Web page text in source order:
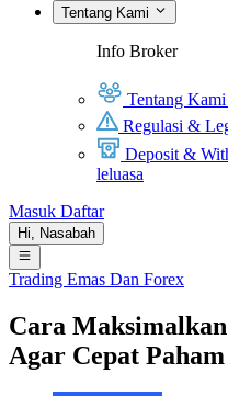
Tentang Kami
Info Broker
Tentang Kami
Regulasi &
Deposit &
leluasa
Masuk Daftar
Hi, Nasabah
Trading Emas Dan Forex
Cara
Agar Cepat